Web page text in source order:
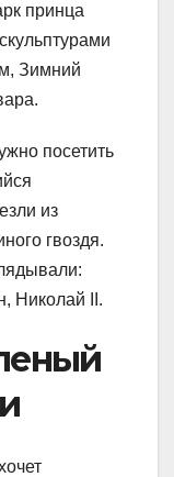
принца
Зимний
посетить
из
гвоздя.
Николай II.